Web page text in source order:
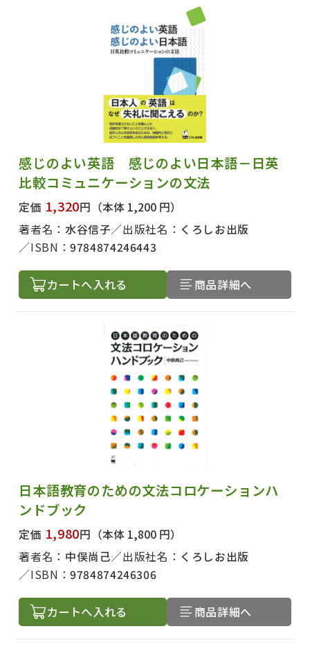
感じのよい英語 感じのよい日本語－日英
比較コミュニケーションの文法
定価 1,320円 （本体 1,200 円）
著者名： 水谷信子 出版社名： くろしお出版
ISBN：9784874246443
カートへ入れる 商品詳細へ
日本語教育のための文法コロケーションハ
ンドブック
定価 1,980円 （本体 1,800 円）
著者名： 中俣尚己 出版社名： くろしお出版
ISBN：9784874246306
カートへ入れる 商品詳細へ